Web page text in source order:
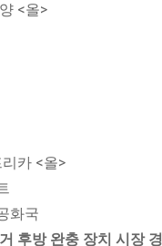
<올>
카 <올>
화국
후방 완충 장치 시장